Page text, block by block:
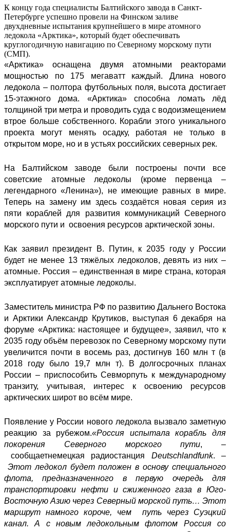
К концу года специалисты Балтийского завода в Санкт-
Петербурге успешно провели на Финском заливе
двухдневные испытания крупнейшего в мире атомного
ледокола «Арктика», который будет обеспечивать
круглогодичную навигацию по Северному морскому пути
(СМП).
«Арктика» оснащена двумя атомными реакторами
мощностью по 175 мегаватт каждый. Длина нового
ледокола – полтора футбольных поля, высота достигает
15-этажного дома. «Арктика» способна ломать лёд
толщиной три метра и проводить суда с водоизмещением
втрое больше собственного. Корабли этого уникального
проекта могут менять осадку, работая не только в
открытом море, но и в устьях российских северных рек.
На Балтийском заводе были построены почти все
советские атомные ледоколы (кроме первенца –
легендарного «Ленина»), не имеющие равных в мире.
Теперь на замену им здесь создаётся новая серия из
пяти кораблей для развития коммуникаций Северного
морского пути и освоения ресурсов арктической зоны.
Как заявил президент В. Путин, к 2035 году у России
будет не менее 13 тяжёлых ледоколов, девять из них –
атомные. Россия – единственная в мире страна, которая
эксплуатирует атомные ледоколы.
Заместитель министра РФ по развитию Дальнего Востока
и Арктики Александр Крутиков, выступая 6 декабря на
форуме «Арктика: настоящее и будущее», заявил, что к
2035 году объём перевозок по Северному морскому пути
увеличится почти в восемь раз, достигнув 160 млн т (в
2018 году было 19,7 млн т). В долгосрочных планах
России – приспособить Севморпуть к международному
транзиту, учитывая, интерес к освоению ресурсов
арктических широт во всём мире.
Появление у России нового ледокола вызвало заметную
реакцию за рубежом.«Россия испытала корабль для
покорения Северного морского пути, –
сообщаетнемецкая радиостанция Deutschlandfunk. –
Этот ледокол будет положен в основу специального
флота, предназначенного в первую очередь для
транспортировки нефти и сжиженного газа в Юго-
Восточную Азию через Северный морской путь… Этот
маршрут намного короче, чем путь через Суэцкий
канал. А с новым ледокольным флотом Россия со